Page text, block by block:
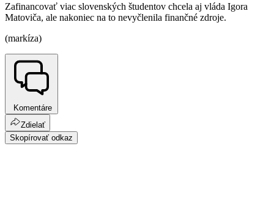
Zafinancovať viac slovenských študentov chcela aj vláda Igora
Matoviča, ale nakoniec na to nevyčlenila finančné zdroje.
(markíza)
Komentáre
Zdielať
Skopírovať odkaz